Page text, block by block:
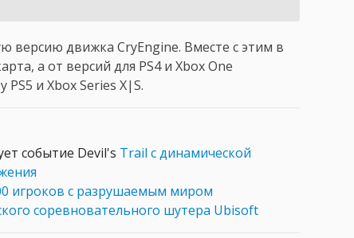
версию движка CryEngine. Вместе с этим в
а от версий для PS4 и Xbox One
и Xbox Series X|S.
событие Devil's Trail с динамической
игроков с разрушаемым миром
соревновательного шутера Ubisoft